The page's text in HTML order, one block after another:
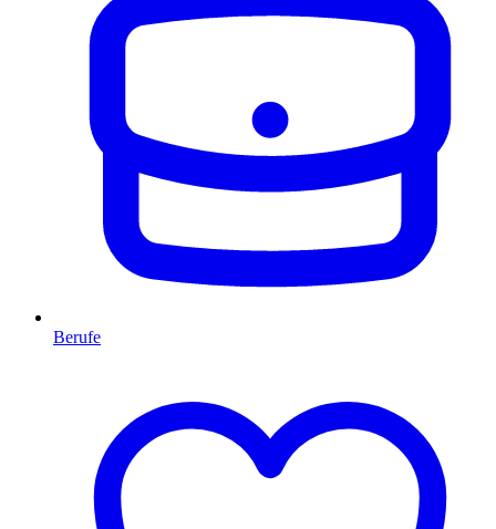
Berufe